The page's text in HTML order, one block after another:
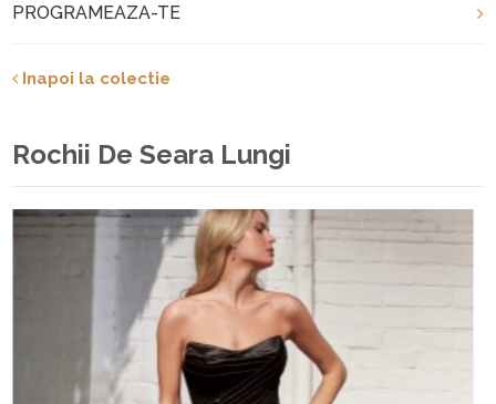
PROGRAMEAZA-TE
Inapoi la colectie
Rochii De Seara Lungi